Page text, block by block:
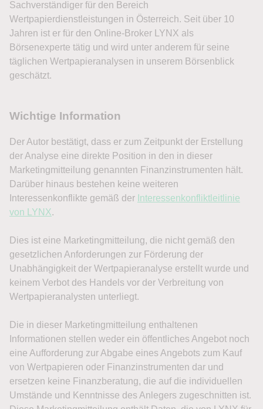
Sachverständiger für den Bereich
Wertpapierdienstleistungen in Österreich. Seit über 10
Jahren ist er für den Online-Broker LYNX als
Börsenexperte tätig und wird unter anderem für seine
täglichen Wertpapieranalysen in unserem Börsenblick
geschätzt.